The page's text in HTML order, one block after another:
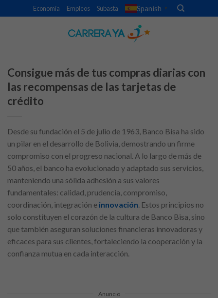
to
Economía Empleos Subasta Spanish ▼
Consigue más de tus compras diarias con
las recompensas de las tarjetas de
crédito
Desde su fundación el 5 de julio de 1963, Banco Bisa ha sido
un pilar en el desarrollo de Bolivia, demostrando un firme
compromiso con el progreso nacional. A lo largo de más de
50 años, el banco ha evolucionado y adaptado sus servicios,
manteniendo una sólida adhesión a sus valores
fundamentales: calidad, prudencia, compromiso,
coordinación, integración e innovación. Estos principios no
solo constituyen el corazón de la cultura de Banco Bisa, sino
que también aseguran soluciones financieras innovadoras y
eficaces para sus clientes, fortaleciendo la cooperación y la
confianza mutua en cada interacción.
Anuncio